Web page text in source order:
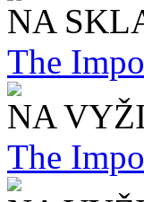
NA
The
NA
The